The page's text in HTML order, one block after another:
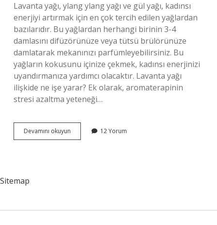
Lavanta yağı, ylang ylang yağı ve gül yağı, kadınsı
enerjiyi artırmak için en çok tercih edilen yağlardan
bazılarıdır. Bu yağlardan herhangi birinin 3-4
damlasını difüzörünüze veya tütsü brülörünüze
damlatarak mekanınızı parfümleyebilirsiniz. Bu
yağların kokusunu içinize çekmek, kadınsı enerjinizi
uyandırmanıza yardımcı olacaktır. Lavanta yağı
ilişkide ne işe yarar? Ek olarak, aromaterapinin
stresi azaltma yeteneği…
Devamını okuyun
Yağı
12 Yorum
Sitemap